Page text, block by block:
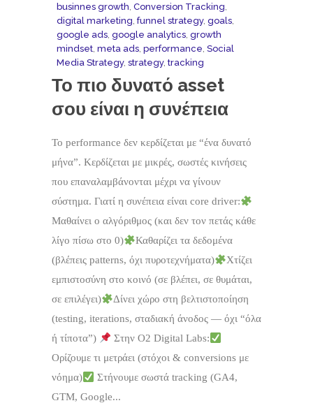
businnes growth, Conversion Tracking,
digital marketing, funnel strategy, goals,
google ads, google analytics, growth
mindset, meta ads, performance, Social
Media Strategy, strategy, tracking
Το πιο δυνατό asset
σου είναι η συνέπεια
Το performance δεν κερδίζεται με “ένα δυνατό
μήνα”. Κερδίζεται με μικρές, σωστές κινήσεις
που επαναλαμβάνονται μέχρι να γίνουν
σύστημα. Γιατί η συνέπεια είναι core driver:
Μαθαίνει ο αλγόριθμος (και δεν τον πετάς κάθε
λίγο πίσω στο 0)
Καθαρίζει τα δεδομένα
(βλέπεις patterns, όχι πυροτεχνήματα)
Χτίζει
εμπιστοσύνη στο κοινό (σε βλέπει, σε θυμάται,
σε επιλέγει)
Δίνει χώρο στη βελτιστοποίηση
(testing, iterations, σταδιακή άνοδος — όχι “όλα
ή τίποτα”)
Στην O2 Digital Labs:
Ορίζουμε τι μετράει (στόχοι & conversions με
νόημα)
Στήνουμε σωστά tracking (GA4,
GTM, Google...